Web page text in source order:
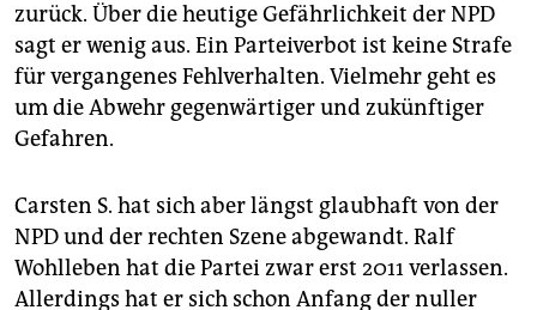
zurück. Über die heutige Gefährlichkeit der NPD
sagt er wenig aus. Ein Parteiverbot ist keine Strafe
für vergangenes Fehlverhalten. Vielmehr geht es
um die Abwehr gegenwärtiger und zukünftiger
Gefahren.
Carsten S. hat sich aber längst glaubhaft von der
NPD und der rechten Szene abgewandt. Ralf
Wohlleben hat die Partei zwar erst 2011 verlassen.
Allerdings hat er sich schon Anfang der nuller